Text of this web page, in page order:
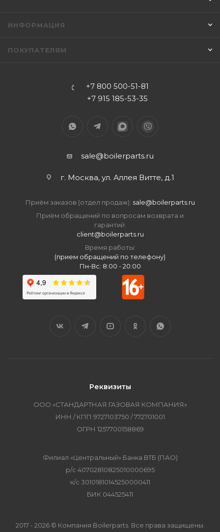
ИНФОРМАЦИЯ
ПОКУПАТЕЛЯМ
+7 800 500-51-81
+7 915 185-53-35
sale@boilerparts.ru
г. Москва, ул. Аллея Витте, д.1
Приём заказов (отдел продаж): sale@boilerparts.ru
Приём обращений по вопросам возврата и
гарантий:
client@boilerparts.ru
Время работы:
(прием обращений по телефону)
Пн-Вс: 8:00 - 20:00
Реквизиты
ООО «СТАНДАРТНАЯ ГАЗОВАЯ КОМПАНИЯ»
ИНН / КПП 9727103750 / 772701001
ОГРН 1257700158869
Филиал «Центральный» Банка ВТБ (ПАО)
р/с 40702810825010000695
к/с 30101810145250000411
БИК 044525411
2017 - 2026 © Компания Boilerparts. Все права защищены.